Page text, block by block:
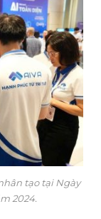
tạo tại Ngày
2024.